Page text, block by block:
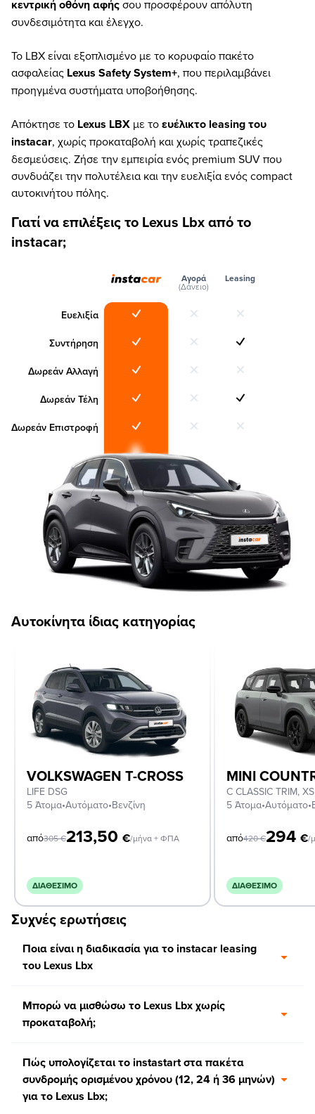
κεντρική οθόνη αφήςσου προσφέρουν απόλυτη
συνδεσιμότητα και έλεγχο.
Το LBX είναι εξοπλισμένο με το κορυφαίο πακέτο
ασφαλείας Lexus Safety System+, που περιλαμβάνει
προηγμένα συστήματα υποβοήθησης.
Απόκτησε το Lexus LBX με τοευέλικτο leasing του
instacar, χωρίς προκαταβολή και χωρίς τραπεζικές
δεσμεύσεις. Ζήσε την εμπειρία ενός premium SUV που
συνδυάζει την πολυτέλεια και την ευελιξία ενός compact
αυτοκινήτου πόλης.
Γιατί να επιλέξεις το Lexus Lbx από το
instacar;
Ευελιξία
Συντήρηση
Δωρεάν Αλλαγή
Δωρεάν Τέλη
Δωρεάν Επιστροφή
Αγορά
(Δάνειο)
Leasing
Αυτοκίνητα ίδιας κατηγορίας
VOLKSWAGEN T-CROSS
LIFE DSG
5 Άτομα•Αυτόματο•Βενζίνη
από305€213,50 €/μήνα + ΦΠΑ
ΔΙΑΘΈΣΙΜΟ
MINI
5 Άτομα•Αυτόματο•
από420€294 €/
ΔΙΑΘΈΣΙΜΟ
Συχνές ερωτήσεις
Ποια είναι η διαδικασία για το instacar leasing
του Lexus Lbx
Μπορώ να μισθώσω το Lexus Lbx χωρίς
προκαταβολή;
Πώς υπολογίζεται το instastart στα πακέτα
συνδρομής ορισμένου χρόνου (12, 24 ή 36 μηνών)
για το Lexus Lbx;